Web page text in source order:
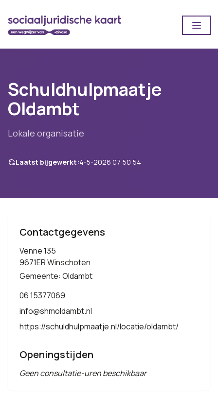
Schuldhulpmaatje
Oldambt
Lokale organisatie
Laatst bijgewerkt:4-5-2026 07:50:54
Contactgegevens
Venne 135
9671ER Winschoten
Gemeente: Oldambt
06 15377069
info@shmoldambt.nl
https://schuldhulpmaatje.nl/locatie/oldambt/
Openingstijden
Geen consultatie-uren beschikbaar